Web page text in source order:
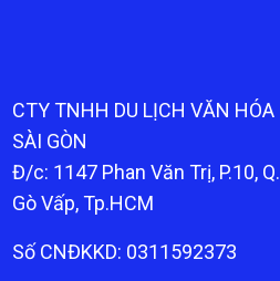
CTY TNHH DU LỊCH VĂN HÓA
SÀI GÒN
Đ/c: 1147 Phan Văn Trị, P.10, Q.
Gò Vấp, Tp.HCM
Số CNĐKKD: 0311592373